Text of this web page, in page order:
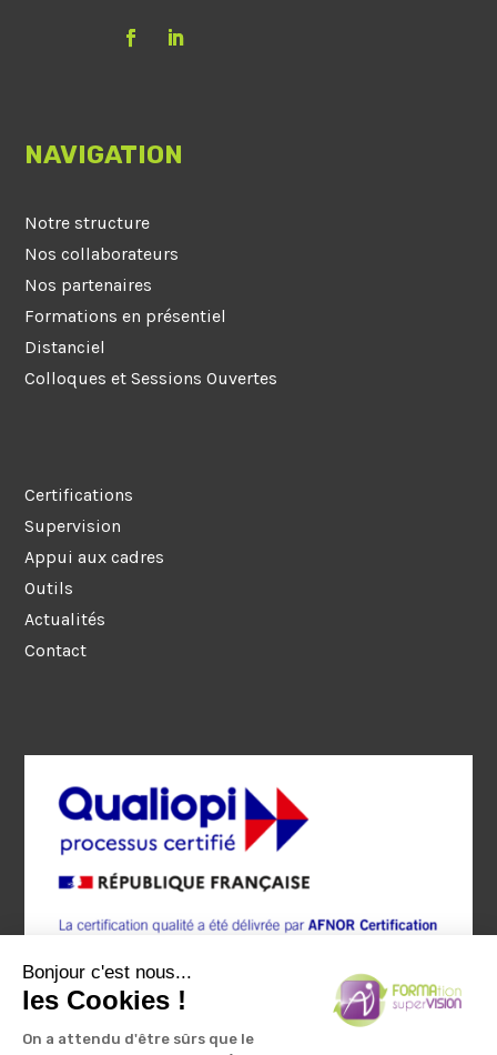
NAVIGATION
Notre structure
Nos collaborateurs
Nos partenaires
Formations en présentiel
Distanciel
Colloques et Sessions Ouvertes
Certifications
Supervision
Appui aux cadres
Outils
Actualités
Contact
Bonjour c'est nous...
les Cookies !
On a attendu d'être sûrs que le